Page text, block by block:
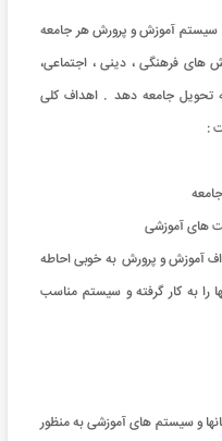
آموزش و پرورش هر جامعه
های فرهنگی ، دینی ، اجتماعی،
تحویل جامعه دهد . اهداف کلی
:
آموزش و پرورش به خوبی احاطه
را به کار گرفته و سیستم مناسب
و سیستم های آموزشی به منظور